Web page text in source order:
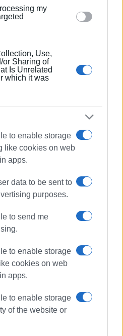
my
Use,
or Sharing of
Is Unrelated
which it was
to enable storage
like cookies on web
apps.
data to be sent to
purposes.
to send me
to enable storage
cookies on web
apps.
to enable storage
of the website or
λειτουργίας του) και
στοFacebook